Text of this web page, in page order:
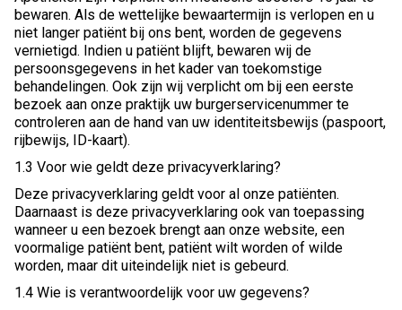
bewaren. Als de wettelijke bewaartermijn is verlopen en u
niet langer patiënt bij ons bent, worden de gegevens
vernietigd. Indien u patiënt blijft, bewaren wij de
persoonsgegevens in het kader van toekomstige
behandelingen. Ook zijn wij verplicht om bij een eerste
bezoek aan onze praktijk uw burgerservicenummer te
controleren aan de hand van uw identiteitsbewijs (paspoort,
rijbewijs, ID-kaart).
1.3 Voor wie geldt deze privacyverklaring?
Deze privacyverklaring geldt voor al onze patiënten.
Daarnaast is deze privacyverklaring ook van toepassing
wanneer u een bezoek brengt aan onze website, een
voormalige patiënt bent, patiënt wilt worden of wilde
worden, maar dit uiteindelijk niet is gebeurd.
1.4 Wie is verantwoordelijk voor uw gegevens?